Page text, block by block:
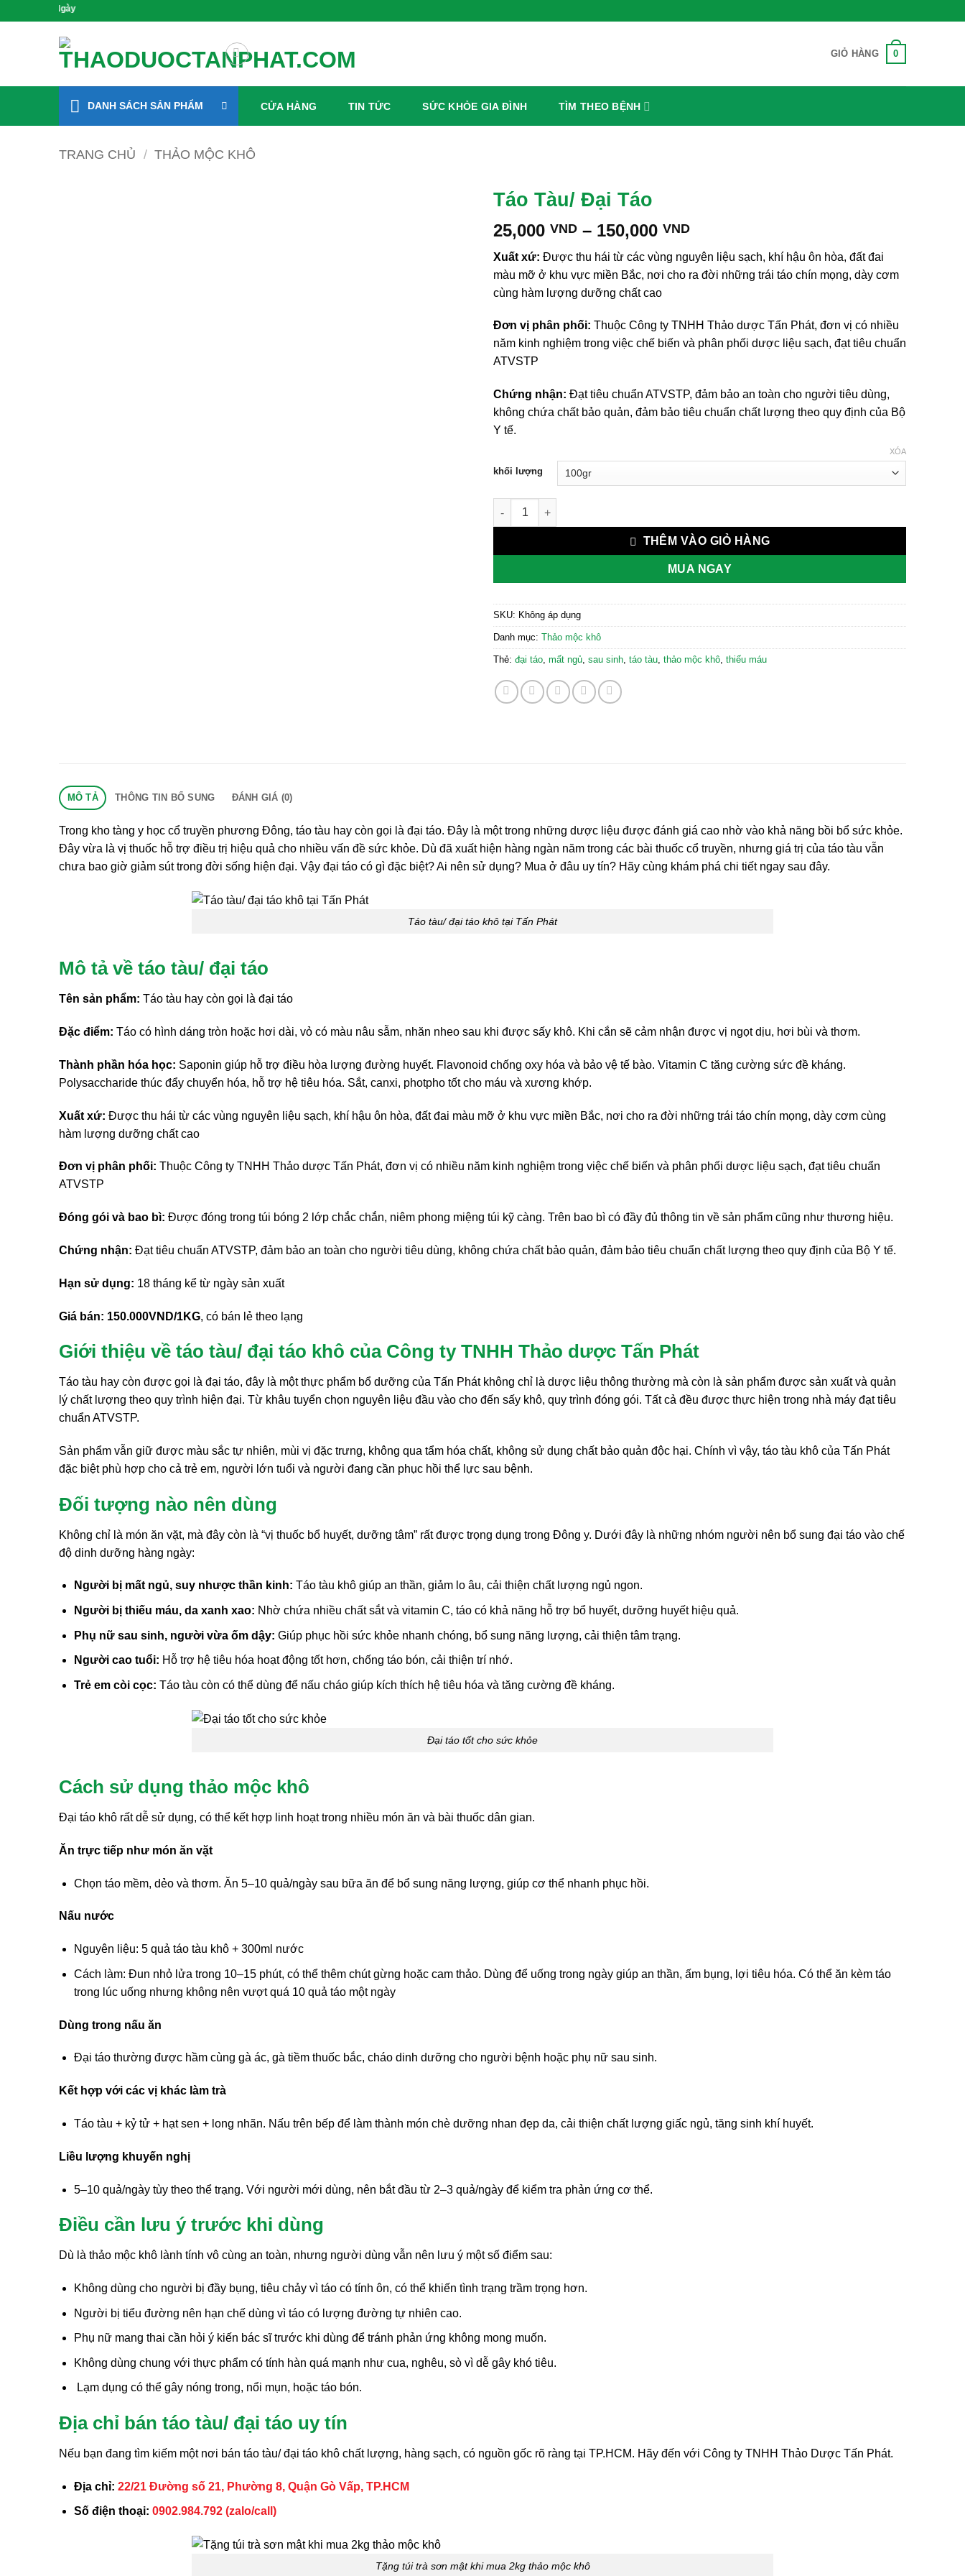
GIỎ HÀNG 0
DANH SÁCH SẢN PHẨM CỬA HÀNG TIN TỨC SỨC KHỎE GIA ĐÌNH TÌM THEO BỆNH
TRANG CHỦ / THẢO MỘC KHÔ
Táo Tàu/ Đại Táo
25,000 VND – 150,000 VNDKhoảng
giá:
từ
25,000 VND
150,000 VND
Xuất xứ: Được thu hái từ các vùng nguyên liệu sạch, khí hậu ôn hòa, đất đai
màu mỡ ở khu vực miền Bắc, nơi cho ra đời những trái táo chín mọng, dày cơm
cùng hàm lượng dưỡng chất cao
Đơn vị phân phối: Thuộc Công ty TNHH Thảo dược Tấn Phát, đơn vị có nhiều
năm kinh nghiệm trong việc chế biến và phân phối dược liệu sạch, đạt tiêu chuẩn
ATVSTP
Chứng nhận: Đạt tiêu chuẩn ATVSTP, đảm bảo an toàn cho người tiêu dùng,
không chứa chất bảo quản, đảm bảo tiêu chuẩn chất lượng theo quy định của Bộ
Y tế.
khối lượng
XÓA
Táo Tàu/ Đại Táo số lượng
THÊM VÀO GIỎ HÀNG
MUA NGAY
SKU: Không áp dụng
Danh mục: Thảo mộc khô
Thẻ: đại táo mất ngủ sau sinh táo tàu thảo mộc khô thiếu máu
MÔ TẢ THÔNG TIN BỔ SUNG ĐÁNH GIÁ (0)
Trong kho tàng y học cổ truyền phương Đông, táo tàu hay còn gọi là đại táo. Đây là một trong những dược liệu được đánh giá cao nhờ vào khả năng bồi bổ sức khỏe.
Đây vừa là vị thuốc hỗ trợ điều trị hiệu quả cho nhiều vấn đề sức khỏe. Dù đã xuất hiện hàng ngàn năm trong các bài thuốc cổ truyền, nhưng giá trị của táo tàu vẫn
chưa bao giờ giảm sút trong đời sống hiện đại. Vậy đại táo có gì đặc biệt? Ai nên sử dụng? Mua ở đâu uy tín? Hãy cùng khám phá chi tiết ngay sau đây.
Táo tàu/ đại táo khô tại Tấn Phát
Mô tả về táo tàu/ đại táo
Tên sản phẩm: Táo tàu hay còn gọi là đại táo
Đặc điểm: Táo có hình dáng tròn hoặc hơi dài, vỏ có màu nâu sẫm, nhăn nheo sau khi được sấy khô. Khi cắn sẽ cảm nhận được vị ngọt dịu, hơi bùi và thơm.
Thành phần hóa học: Saponin giúp hỗ trợ điều hòa lượng đường huyết. Flavonoid chống oxy hóa và bảo vệ tế bào. Vitamin C tăng cường sức đề kháng.
Polysaccharide thúc đẩy chuyển hóa, hỗ trợ hệ tiêu hóa. Sắt, canxi, photpho tốt cho máu và xương khớp.
Xuất xứ: Được thu hái từ các vùng nguyên liệu sạch, khí hậu ôn hòa, đất đai màu mỡ ở khu vực miền Bắc, nơi cho ra đời những trái táo chín mọng, dày cơm cùng
hàm lượng dưỡng chất cao
Đơn vị phân phối: Thuộc Công ty TNHH Thảo dược Tấn Phát, đơn vị có nhiều năm kinh nghiệm trong việc chế biến và phân phối dược liệu sạch, đạt tiêu chuẩn
ATVSTP
Đóng gói và bao bì: Được đóng trong túi bóng 2 lớp chắc chắn, niêm phong miệng túi kỹ càng. Trên bao bì có đầy đủ thông tin về sản phẩm cũng như thương hiệu.
Chứng nhận: Đạt tiêu chuẩn ATVSTP, đảm bảo an toàn cho người tiêu dùng, không chứa chất bảo quản, đảm bảo tiêu chuẩn chất lượng theo quy định của Bộ Y tế.
Hạn sử dụng: 18 tháng kể từ ngày sản xuất
Giá bán: 150.000VND/1KG, có bán lẻ theo lạng
Giới thiệu về táo tàu/ đại táo khô của Công ty TNHH Thảo dược Tấn Phát
Táo tàu hay còn được gọi là đại táo, đây là một thực phẩm bổ dưỡng của Tấn Phát không chỉ là dược liệu thông thường mà còn là sản phẩm được sản xuất và quản
lý chất lượng theo quy trình hiện đại. Từ khâu tuyển chọn nguyên liệu đầu vào cho đến sấy khô, quy trình đóng gói. Tất cả đều được thực hiện trong nhà máy đạt tiêu
chuẩn ATVSTP.
Sản phẩm vẫn giữ được màu sắc tự nhiên, mùi vị đặc trưng, không qua tẩm hóa chất, không sử dụng chất bảo quản độc hại. Chính vì vậy, táo tàu khô của Tấn Phát
đặc biệt phù hợp cho cả trẻ em, người lớn tuổi và người đang cần phục hồi thể lực sau bệnh.
Đối tượng nào nên dùng
Không chỉ là món ăn vặt, mà đây còn là “vị thuốc bổ huyết, dưỡng tâm” rất được trọng dụng trong Đông y. Dưới đây là những nhóm người nên bổ sung đại táo vào chế
độ dinh dưỡng hàng ngày:
Người bị mất ngủ, suy nhược thần kinh: Táo tàu khô giúp an thần, giảm lo âu, cải thiện chất lượng ngủ ngon.
Người bị thiếu máu, da xanh xao: Nhờ chứa nhiều chất sắt và vitamin C, táo có khả năng hỗ trợ bổ huyết, dưỡng huyết hiệu quả.
Phụ nữ sau sinh, người vừa ốm dậy: Giúp phục hồi sức khỏe nhanh chóng, bổ sung năng lượng, cải thiện tâm trạng.
Người cao tuổi: Hỗ trợ hệ tiêu hóa hoạt động tốt hơn, chống táo bón, cải thiện trí nhớ.
Trẻ em còi cọc: Táo tàu còn có thể dùng để nấu cháo giúp kích thích hệ tiêu hóa và tăng cường đề kháng.
Đại táo tốt cho sức khỏe
Cách sử dụng thảo mộc khô
Đại táo khô rất dễ sử dụng, có thể kết hợp linh hoạt trong nhiều món ăn và bài thuốc dân gian.
Ăn trực tiếp như món ăn vặt
Chọn táo mềm, dẻo và thơm. Ăn 5–10 quả/ngày sau bữa ăn để bổ sung năng lượng, giúp cơ thể nhanh phục hồi.
Nấu nước
Nguyên liệu: 5 quả táo tàu khô + 300ml nước
Cách làm: Đun nhỏ lửa trong 10–15 phút, có thể thêm chút gừng hoặc cam thảo. Dùng để uống trong ngày giúp an thần, ấm bụng, lợi tiêu hóa. Có thể ăn kèm táo
trong lúc uống nhưng không nên vượt quá 10 quả táo một ngày
Dùng trong nấu ăn
Đại táo thường được hầm cùng gà ác, gà tiềm thuốc bắc, cháo dinh dưỡng cho người bệnh hoặc phụ nữ sau sinh.
Kết hợp với các vị khác làm trà
Táo tàu + kỷ tử + hạt sen + long nhãn. Nấu trên bếp để làm thành món chè dưỡng nhan đẹp da, cải thiện chất lượng giấc ngủ, tăng sinh khí huyết.
Liều lượng khuyến nghị
5–10 quả/ngày tùy theo thể trạng. Với người mới dùng, nên bắt đầu từ 2–3 quả/ngày để kiểm tra phản ứng cơ thể.
Điều cần lưu ý trước khi dùng
Dù là thảo mộc khô lành tính vô cùng an toàn, nhưng người dùng vẫn nên lưu ý một số điểm sau:
Không dùng cho người bị đầy bụng, tiêu chảy vì táo có tính ôn, có thể khiến tình trạng trầm trọng hơn.
Người bị tiểu đường nên hạn chế dùng vì táo có lượng đường tự nhiên cao.
Phụ nữ mang thai cần hỏi ý kiến bác sĩ trước khi dùng để tránh phản ứng không mong muốn.
Không dùng chung với thực phẩm có tính hàn quá mạnh như cua, nghêu, sò vì dễ gây khó tiêu.
Lạm dụng có thể gây nóng trong, nổi mụn, hoặc táo bón.
Địa chỉ bán táo tàu/ đại táo uy tín
Nếu bạn đang tìm kiếm một nơi bán táo tàu/ đại táo khô chất lượng, hàng sạch, có nguồn gốc rõ ràng tại TP.HCM. Hãy đến với Công ty TNHH Thảo Dược Tấn Phát.
Địa chỉ: 22/21 Đường số 21, Phường 8, Quận Gò Vấp, TP.HCM
Số điện thoại: 0902.984.792 (zalo/call)
Tặng túi trà sơn mật khi mua 2kg thảo mộc khô